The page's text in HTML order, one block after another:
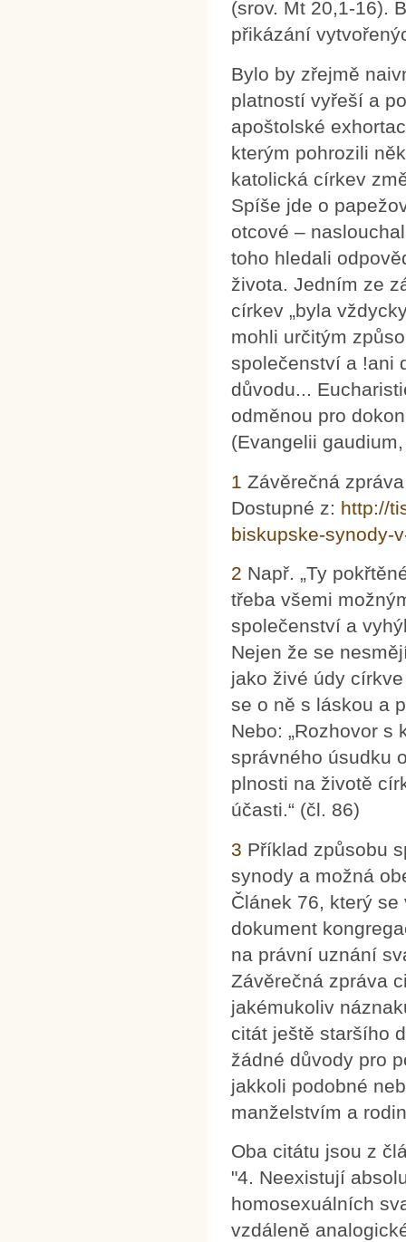
(srov. Mt 20,1-16).
přikázání
Bylo by zřejmě
platností vyřeší a
apoštolské
kterým pohrozili
katolická církev
Spíše jde o
otcové –
toho hledali
života. Jedním ze
církev „byla
mohli určitým
společenství a !ani
důvodu...
odměnou pro
(Evangelii
1 Závěrečná
Dostupné z: http://
biskupske-synody-
2 Např. „Ty
třeba všemi
společenství a
Nejen že se
jako živé údy
se o ně s láskou a
Nebo: „Rozhovor s
správného úsudku
plnosti na životě
účasti.“ (čl. 86)
3 Příklad způsobu
synody a možná
Článek 76, který
dokument
na právní uznání
Závěrečná zpráva
jakémukoliv
citát ještě staršího
žádné důvody pro
jakkoli podobné
manželstvím a
Oba citátu jsou z
"4. Neexistují
homosexuálních
vzdáleně